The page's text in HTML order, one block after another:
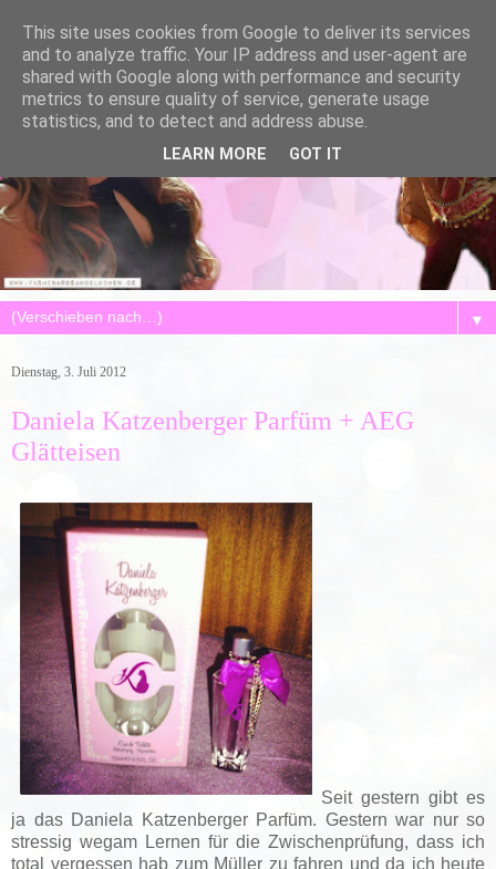
▼
Dienstag, 3. Juli 2012
Daniela Katzenberger Parfüm + AEG
Glätteisen
Seit gestern gibt es
ja das Daniela Katzenberger Parfüm. Gestern war nur so
stressig wegam Lernen für die Zwischenprüfung, dass ich
total vergessen hab zum Müller zu fahren und da ich heute
This site uses cookies from Google to deliver its services
and to analyze traffic. Your IP address and user-agent are
shared with Google along with performance and security
metrics to ensure quality of service, generate usage
statistics, and to detect and address abuse.
LEARN MORE GOT IT